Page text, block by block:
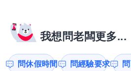
我想問老闆更多...
問休假時間 問經驗要求